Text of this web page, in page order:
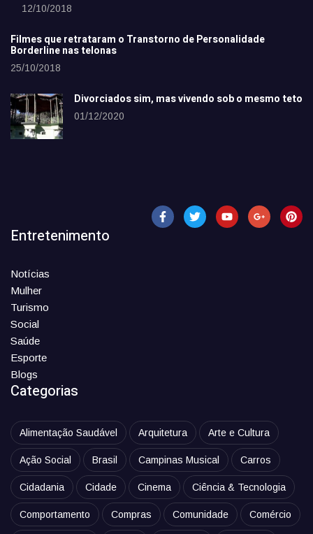
12/10/2018
Filmes que retrataram o Transtorno de Personalidade
Borderline nas telonas
25/10/2018
Divorciados sim, mas vivendo sob o mesmo teto
01/12/2020
Entretenimento
Notícias
Mulher
Turismo
Social
Saúde
Esporte
Blogs
Categorias
Alimentação Saudável Arquitetura Arte e Cultura
Ação Social Brasil Campinas Musical Carros
Cidadania Cidade Cinema Ciência & Tecnologia
Comportamento Compras Comunidade Comércio